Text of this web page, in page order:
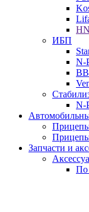
ИБП
N-
N-
Запчасти и
По